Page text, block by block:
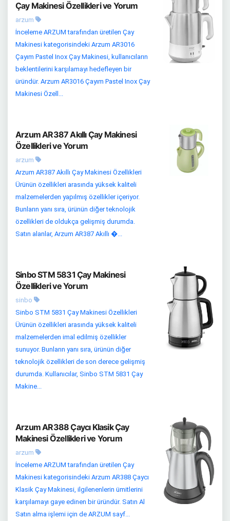
Çay Makinesi Özellikleri ve Yorum
arzum
İnceleme ARZUM tarafından üretilen Çay
Makinesi kategorisindeki Arzum AR3016
Çayım Pastel Inox Çay Makinesi, kullanıcıların
beklentilerini karşılamayı hedefleyen bir
üründür. Arzum AR3016 Çayım Pastel Inox Çay
Makinesi Özell...
Arzum AR387 Akıllı Çay Makinesi
Özellikleri ve Yorum
arzum
Arzum AR387 Akıllı Çay Makinesi Özellikleri
Ürünün özellikleri arasında yüksek kaliteli
malzemelerden yapılmış özellikler içeriyor.
Bunların yanı sıra, ürünün diğer teknolojik
özellikleri de oldukça gelişmiş durumda.
Satın alanlar, Arzum AR387 Akıllı �...
Sinbo STM 5831 Çay Makinesi
Özellikleri ve Yorum
sinbo
Sinbo STM 5831 Çay Makinesi Özellikleri
Ürünün özellikleri arasında yüksek kaliteli
malzemelerden imal edilmiş özellikler
sunuyor. Bunların yanı sıra, ürünün diğer
teknolojik özellikleri de son derece gelişmiş
durumda. Kullanıcılar, Sinbo STM 5831 Çay
Makine...
Arzum AR388 Çaycı Klasik Çay
Makinesi Özellikleri ve Yorum
arzum
İnceleme ARZUM tarafından üretilen Çay
Makinesi kategorisindeki Arzum AR388 Çaycı
Klasik Çay Makinesi, ilgilenenlerin ümitlerini
karşılamayı gaye edinen bir üründür. Satın Al
Satın alma işlemi için de ARZUM sayf...